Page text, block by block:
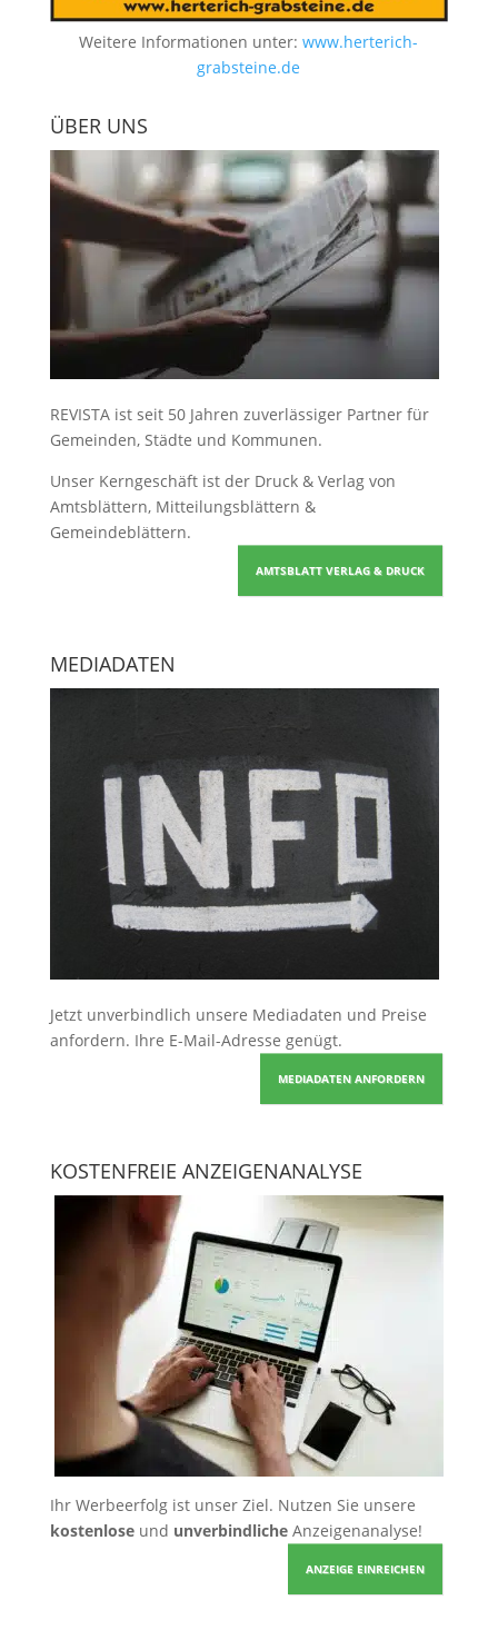
Weitere Informationen unter:www.herterich-
grabsteine.de
ÜBER UNS
REVISTA ist seit 50 Jahren zuverlässiger Partner für
Gemeinden, Städte und Kommunen.
Unser Kerngeschäft ist der Druck & Verlag von
Amtsblättern, Mitteilungsblättern &
Gemeindeblättern.
AMTSBLATT VERLAG & DRUCK
MEDIADATEN
Jetzt unverbindlich unsere Mediadaten und Preise
anfordern. Ihre E-Mail-Adresse genügt.
MEDIADATEN ANFORDERN
KOSTENFREIE ANZEIGENANALYSE
Ihr Werbeerfolg ist unser Ziel. Nutzen Sie unsere
kostenloseund unverbindlicheAnzeigenanalyse!
ANZEIGE EINREICHEN